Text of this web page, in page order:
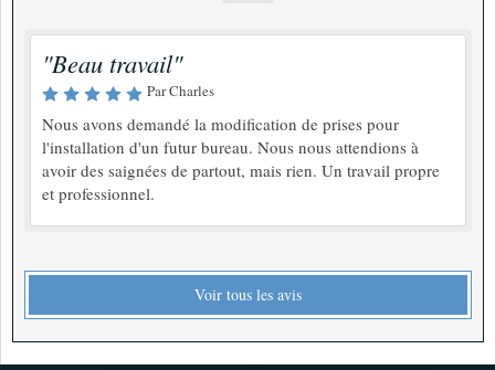
"Beau travail"
Par Charles
Nous avons demandé la modification de prises pour
l'installation d'un futur bureau. Nous nous attendions à
avoir des saignées de partout, mais rien. Un travail propre
et professionnel.
Voir tous les avis